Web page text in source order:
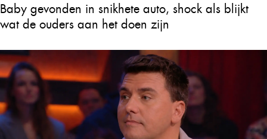
Baby gevonden in snikhete auto, shock als blijkt
wat de ouders aan het doen zijn